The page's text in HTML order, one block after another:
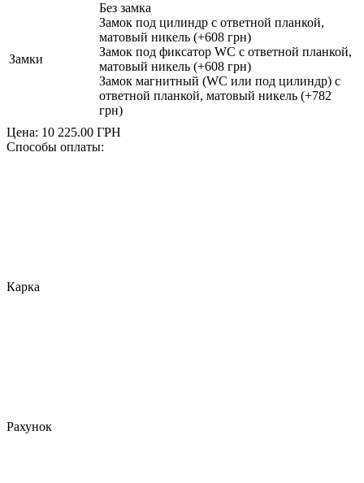
Замки
Без замка
Замок под цилиндр с ответной планкой,
матовый никель (+608 грн)
Замок под фиксатор WC с ответной планкой,
матовый никель (+608 грн)
Замок магнитный (WC или под цилиндр) с
ответной планкой, матовый никель (+782
грн)
Цена: 10 225.00 ГРН
Способы оплаты:
Карка
Рахунок